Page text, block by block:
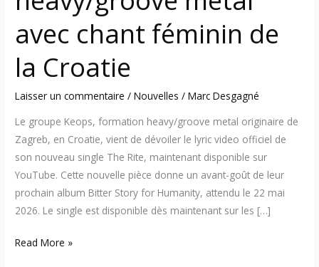
avec chant féminin de
la Croatie
Laisser un commentaire /Nouvelles /Marc Desgagné
Le groupe Keops, formation heavy/groove metal originaire de
Zagreb, en Croatie, vient de dévoiler le lyric video officiel de
son nouveau single The Rite, maintenant disponible sur
YouTube. Cette nouvelle pièce donne un avant-goût de leur
prochain album Bitter Story for Humanity, attendu le 22 mai
2026. Le single est disponible dès maintenant sur les […]
Read More »